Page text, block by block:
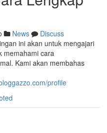
News
Discuss
ini akan untuk mengajari
memahami cara
Kami akan membahas
profile